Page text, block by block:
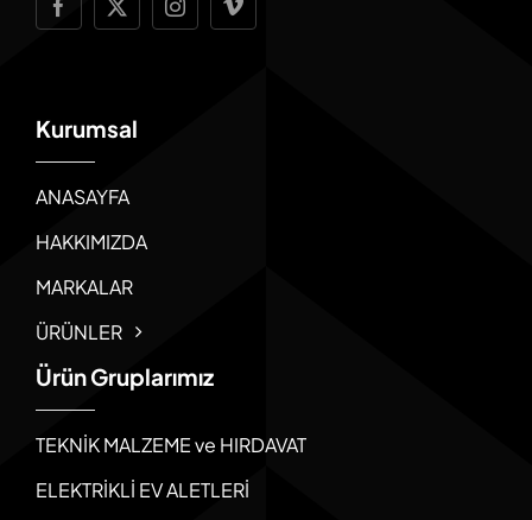
Kurumsal
ANASAYFA
HAKKIMIZDA
MARKALAR
ÜRÜNLER
Ürün Gruplarımız
TEKNİK MALZEME ve HIRDAVAT
ELEKTRİKLİ EV ALETLERİ